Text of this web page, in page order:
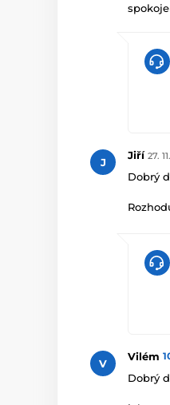
J
Jiří 27.
Dobrý
V
Vilém
Dobrý